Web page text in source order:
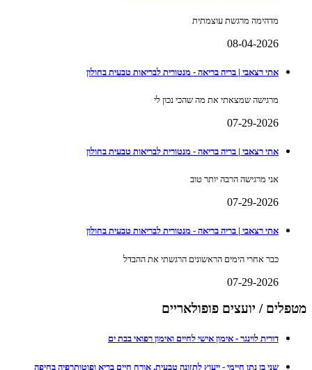
מדהימה מרגשת עוצמתית
08-04-2026
אתי רצאבי | בריה בריאה - מנטורית לבריאות טבעית בחולון
מרגישה שמצאתי את מה שהכי נכון לי
07-29-2026
אתי רצאבי | בריה בריאה - מנטורית לבריאות טבעית בחולון
אני מרגישה הרבה יותר טוב
07-29-2026
אתי רצאבי | בריה בריאה - מנטורית לבריאות טבעית בחולון
כבר אחרי הימים הראשונים הרגשתי את ההבדל
07-29-2026
מטפלים / יועצים פופולאריים
דורית לוינגר - אימון אישי לחיים ואימון רפואי בבת ים
שני בן נתן חיימי - ייעוץ לתזונה טבעית, אורח חיים בריא ופוטותרפיה בחיפה